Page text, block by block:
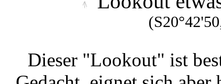
Dieser "Lookout" ist